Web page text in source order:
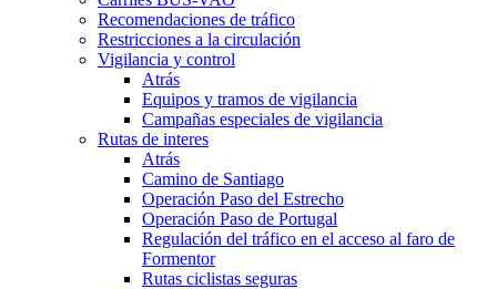
Recomendaciones de tráfico
Restricciones a la circulación
Vigilancia y control
Atrás
Equipos y tramos de vigilancia
Campañas especiales de vigilancia
Rutas de interes
Atrás
Camino de Santiago
Operación Paso del Estrecho
Operación Paso de Portugal
Regulación del tráfico en el acceso al faro de
Formentor
Rutas ciclistas seguras